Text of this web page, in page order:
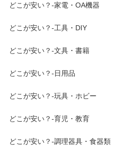
どこが安い？-家電・OA機器
どこが安い？-工具・DIY
どこが安い？-文具・書籍
どこが安い？-日用品
どこが安い？-玩具・ホビー
どこが安い？-育児・教育
どこが安い？-調理器具・食器類